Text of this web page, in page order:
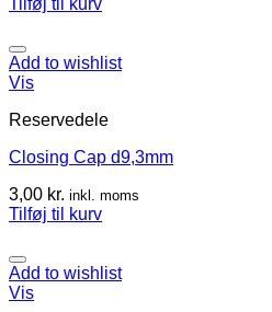
Tilføj til kurv
Add to wishlist
Vis
Reservedele
Closing Cap d9,3mm
3,00 kr. inkl. moms
Tilføj til kurv
Add to wishlist
Vis